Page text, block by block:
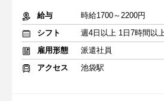
給与
時給1700～2200円
シフト
週4日以上 1日7時間以
雇用形態
派遣社員
アクセス
池袋駅